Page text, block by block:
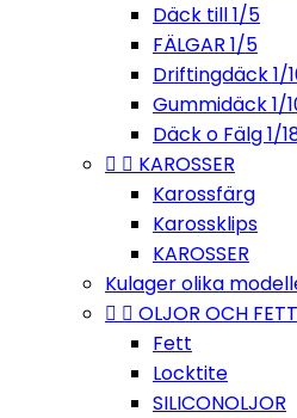
Däck till 1/5
FÄLGAR 1/5
Driftingdäck 1/
Gummidäck 1/
Däck o Fälg 1/
  KAROSSER
Karossfärg
Karossklips
KAROSSER
Kulager olika
  OLJOR OCH
Fett
Locktite
SILICONOLJOR